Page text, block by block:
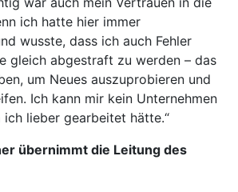
ich hatte hier immer
wusste, dass ich auch Fehler
gleich abgestraft zu werden – das
um Neues auszuprobieren und
Ich kann mir kein Unternehmen
lieber gearbeitet hätte.“
übernimmt die Leitung des